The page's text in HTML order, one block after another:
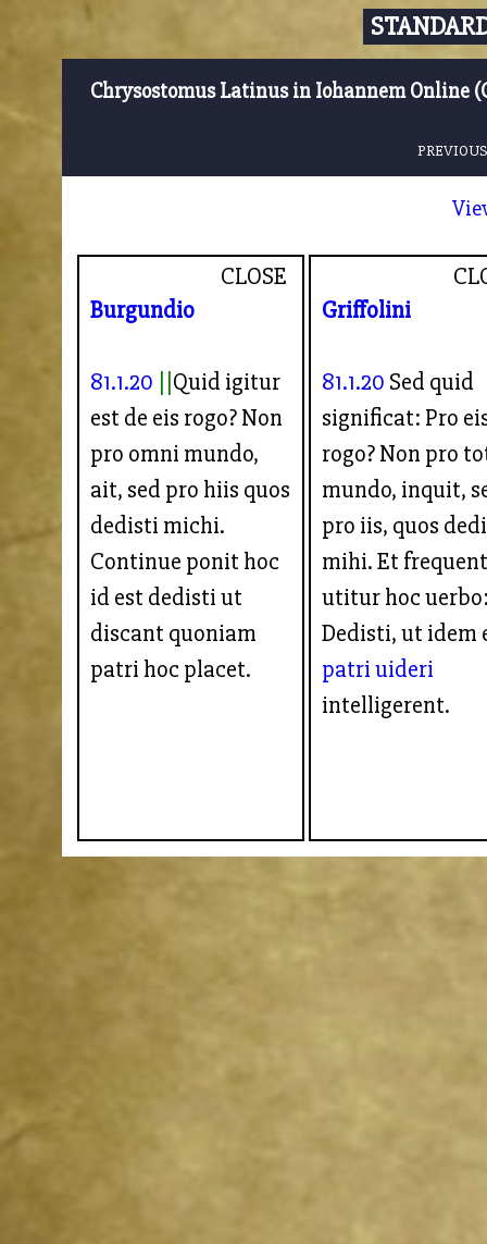
Chrysostomus Latinus in Iohannem Online
CLOSE
Burgundio
81.1.20
Quid igitur
est de eis rogo? Non
pro omni mundo,
ait, sed pro hiis quos
dedisti michi.
Continue ponit hoc
id est dedisti ut
discant quoniam
patri hoc placet.
Griffolini
81.1.20 Sed quid
significat: Pro
rogo? Non pro
mundo, inquit,
pro iis, quos
mihi. Et
utitur hoc
Dedisti, ut idem
patriuideri
intelligerent.